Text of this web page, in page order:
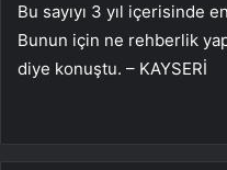
Bu sayıyı 3 yıl içerisinde
Bunun için ne rehberlik
diye konuştu. – KAYSERİ